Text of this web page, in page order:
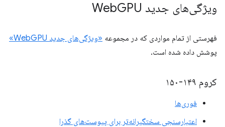
ویژگی‌های جدید Web GPU
فهرستی از تمام مواردی که در مجموعه «ویژگی‌های جدید WebGPU»
پوشش داده شده است.
کروم ۱۴۹-۱۵۰
فوری‌ها
اعتبارسنجی سختگیرانه‌تر برای پیوست‌های گذرا